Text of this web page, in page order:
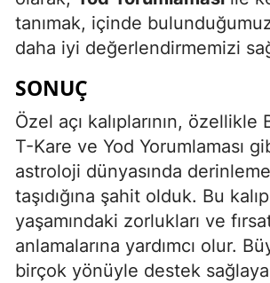
tanımak, içinde
daha iyi değerlendirmemizi
SONUÇ
Özel açı kalıplarının,
T-Kare ve Yod Yorumlaması
astroloji dünyasında
taşıdığına şahit olduk. Bu
yaşamındaki zorlukları ve
anlamalarına yardımcı olur.
birçok yönüyle destek